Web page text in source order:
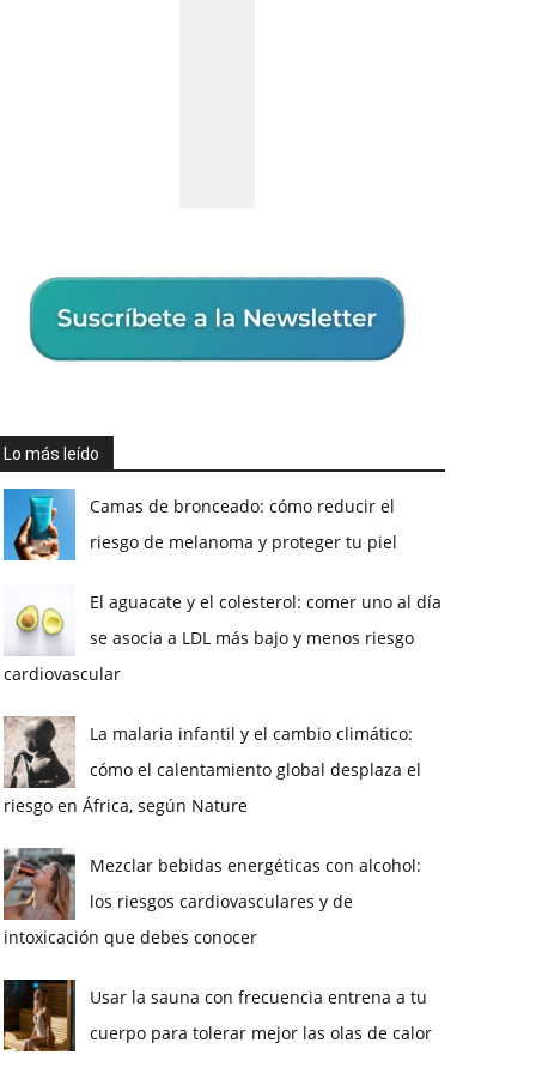
Lo más leído
Camas de bronceado: cómo reducir el
riesgo de melanoma y proteger tu piel
El aguacate y el colesterol: comer uno al día
se asocia a LDL más bajo y menos riesgo
cardiovascular
La malaria infantil y el cambio climático:
cómo el calentamiento global desplaza el
riesgo en África, según Nature
Mezclar bebidas energéticas con alcohol:
los riesgos cardiovasculares y de
intoxicación que debes conocer
Usar la sauna con frecuencia entrena a tu
cuerpo para tolerar mejor las olas de calor